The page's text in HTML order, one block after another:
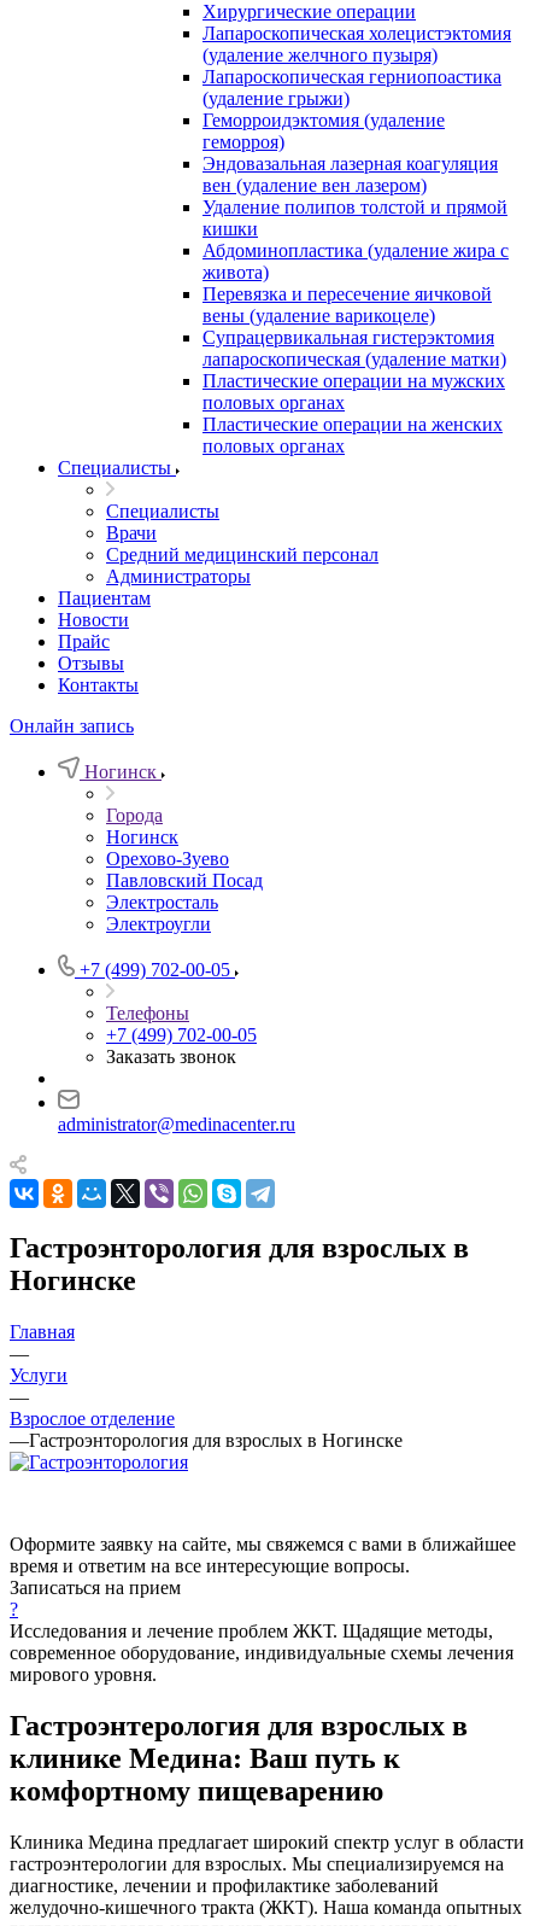
Хирургические операции
Лапароскопическая холецистэктомия
(удаление желчного пузыря)
Лапароскопическая герниопоастика
(удаление грыжи)
Геморроидэктомия (удаление
геморроя)
Эндовазальная лазерная коагуляция
вен (удаление вен лазером)
Удаление полипов толстой и прямой
кишки
Абдоминопластика (удаление жира с
живота)
Перевязка и пересечение яичковой
вены (удаление варикоцеле)
Супрацервикальная гистерэктомия
лапароскопическая (удаление матки)
Пластические операции на мужских
половых органах
Пластические операции на женских
половых органах
Специалисты
Специалисты
Врачи
Средний медицинский персонал
Администраторы
Пациентам
Новости
Прайс
Отзывы
Контакты
Онлайн запись
Ногинск
Города
Ногинск
Орехово-Зуево
Павловский Посад
Электросталь
Электроугли
+7 (499) 702-00-05
Телефоны
+7 (499) 702-00-05
Заказать звонок
administrator@medinacenter.ru
Гастроэнторология для взрослых в
Ногинске
Главная
—
Услуги
—
Взрослое отделение
—Гастроэнторология для взрослых в Ногинске
Оформите заявку на сайте, мы свяжемся с вами в ближайшее
время и ответим на все интересующие вопросы.
Записаться на прием
?
Исследования и лечение проблем ЖКТ. Щадящие методы,
современное оборудование, индивидуальные схемы лечения
мирового уровня.
Гастроэнтерология для взрослых в
клинике Медина: Ваш путь к
комфортному пищеварению
Клиника Медина предлагает широкий спектр услуг в области
гастроэнтерологии для взрослых. Мы специализируемся на
диагностике, лечении и профилактике заболеваний
желудочно-кишечного тракта (ЖКТ). Наша команда опытных